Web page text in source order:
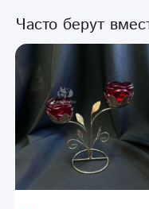
Часто берут